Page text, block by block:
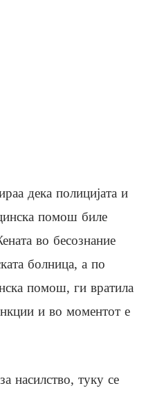
дека полицијата и
помош биле
во бесознание
болница, а по
помош, ги вратила
и во моментот е
насилство, туку се